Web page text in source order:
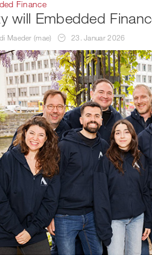
Finance
will Embedded
Maeder (mae) 23. Januar 2026